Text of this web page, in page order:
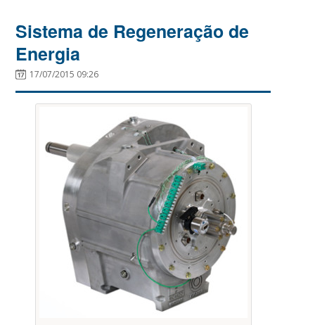
Sistema de Regeneração de
Energia
17/07/2015 09:26